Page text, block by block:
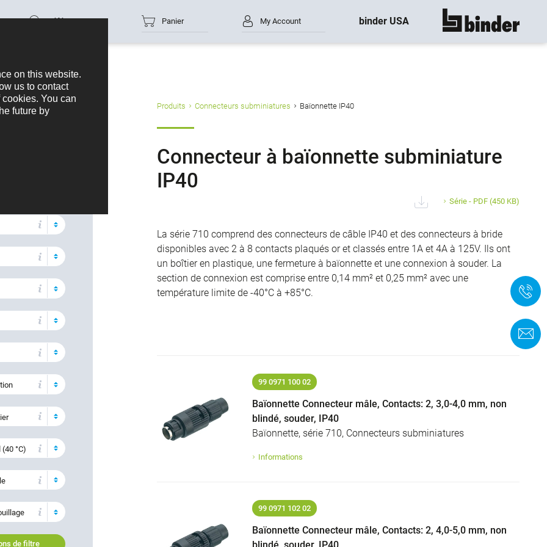
Référence Panier My Account binder USA montre tout
°C)
Produits Connecteurs subminiatures Baïonnette IP40
Connecteur à baïonnette subminiature
IP40
Série - PDF (450 KB)
La série 710 comprend des connecteurs de câble IP40 et des connecteurs à bride
disponibles avec 2 à 8 contacts plaqués or et classés entre 1A et 4A à 125V. Ils ont
un boîtier en plastique, une fermeture à baïonnette et une connexion à souder. La
section de connexion est comprise entre 0,14 mm² et 0,25 mm² avec une
température limite de -40°C à +85°C.
99 0971 100 02
Baïonnette Connecteur mâle, Contacts: 2, 3,0-4,0 mm, non
blindé, souder, IP40
Baïonnette, série 710, Connecteurs subminiatures
Informations
99 0971 102 02
Baïonnette Connecteur mâle, Contacts: 2, 4,0-5,0 mm, non